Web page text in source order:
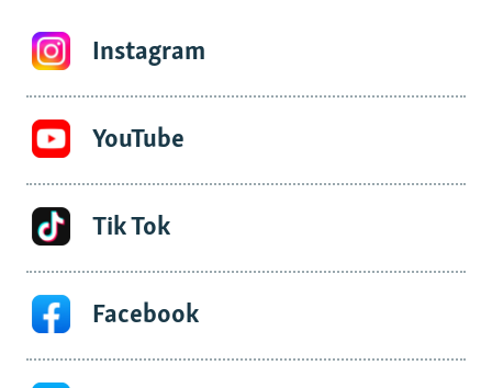
Instagram
YouTube
Tik Tok
Facebook